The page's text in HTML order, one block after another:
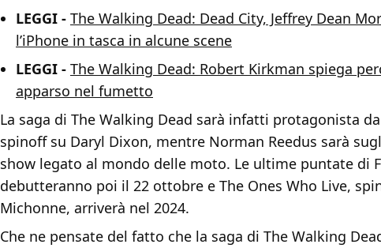
LEGGI - The Walking Dead: Dead City, Jeffrey Dean
l’iPhone in tasca in alcune scene
LEGGI - The Walking Dead: Robert Kirkman spiega
apparso nel fumetto
La saga di The Walking Dead sarà infatti protagonista
spinoff su Daryl Dixon, mentre Norman Reedus sarà
show legato al mondo delle moto. Le ultime puntate di
debutteranno poi il 22 ottobre e The Ones Who Live,
Michonne, arriverà nel 2024.
Che ne pensate del fatto che la saga di The Walking